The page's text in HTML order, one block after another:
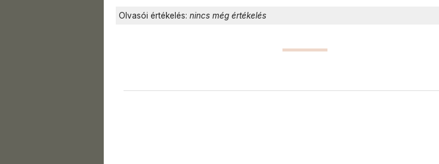
Olvasói értékelés: nincs még értékelés